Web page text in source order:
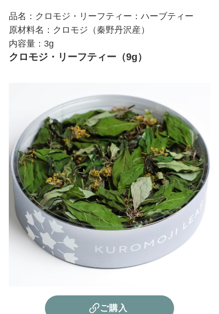
品名：クロモジ・リーフティー：ハーブティー
原材料名：クロモジ（秦野丹沢産）
内容量：3g
クロモジ・リーフティー（9g）
ご購入